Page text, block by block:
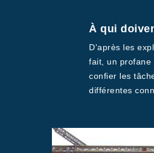
À qui
D'après les
fait, un profane
confier les
différentes